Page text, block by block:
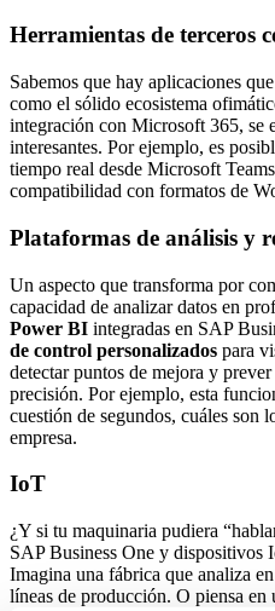
Herramientas de terceros
Sabemos que hay aplicaciones
como el sólido ecosistema
integración con Microsoft 365, se
interesantes. Por ejemplo, es
tiempo real desde Microsoft
compatibilidad con formatos de
Plataformas de análisis y
Un aspecto que transforma por
capacidad de analizar datos en
Power BI integradas en SAP
de control personalizados para
detectar puntos de mejora y
precisión. Por ejemplo, esta
cuestión de segundos, cuáles son
empresa.
IoT
¿Y si tu maquinaria pudiera
SAP Business One y dispositivos
Imagina una fábrica que analiza
líneas de producción. O piensa en